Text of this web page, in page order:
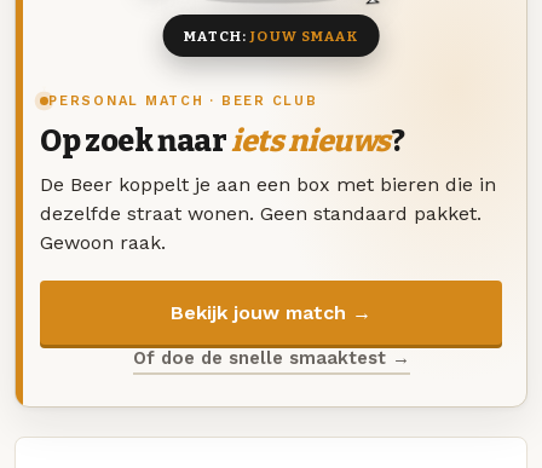
PERSONAL MATCH · BEER CLUB
Op zoek naariets nieuws?
De Beer koppelt je aan een box met bieren die in
dezelfde straat wonen. Geen standaard pakket.
Gewoon raak.
Bekijk jouw match →
Of doe de snelle smaaktest →
MATCH:JOUW SMAAK